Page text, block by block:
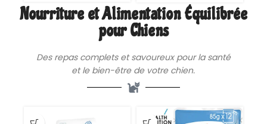
Nourriture et Alimentation Équilibrée
pour Chiens
Des repas complets et savoureux pour la santé
et le bien-être de votre chien.